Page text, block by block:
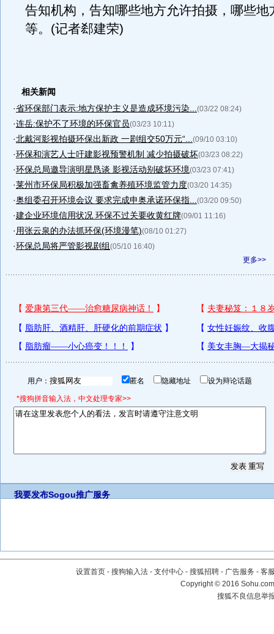
告知机构，告知哪些地方允许拍摄，哪些地
等。(记者郄建荣)
相关新闻
·省环保部门表示:地方保护主义是造成环境污染... (03/22 08:24)
·连岳:保护不了环境的环保官员(03/23 10:11)
·北戴河影视拍摄环保出新政 一剧组交50万元“... (09/10 03:10)
·环保和演艺人士吁建影视预警机制 减少拍摄破坏(03/23 08:22)
·环保总局邀导演明星恳谈 影视活动别破坏环境(03/23 07:41)
·莱州市环保局积极加强畜禽养殖环境监管力度(03/20 14:35)
·奥组委召开环境会议 要求完成申奥承诺环保指... (03/20 09:50)
·建企业环境信用状况 环保不过关要收黄红牌(09/01 11:16)
· 用张云泉的办法抓环保(环境漫笔)(08/10 01:27)
·环保总局将严管影视剧组(05/10 16:40)
更多>>
用户： 匿名 隐藏地址 设为辩论话题
*搜狗拼音输入法，中文处理专家>>
我要发布Sogou推广服务
设置首页 - 搜狗输入法 - 支付中心 - 搜狐招聘 - 广告服务 - 客
Copyright©2016
搜狐不良信息举